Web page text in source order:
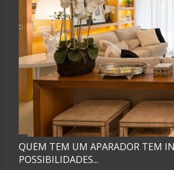
a
g
n
s
QUEM TEM UM APARADOR TEM
POSSIBILIDADES...